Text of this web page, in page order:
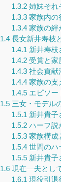
1.3.2姉妹それ
1.3.3家族内の
1.3.4家族の絆
1.4長女新井寿枝
1.4.1 新井寿枝
1.4.2受賞と家
1.4.3社会貢献
1.4.4家族の支
1.4.5エピソー
1.5三女・モデル
1.5.1 新井貴子
1.5.2ハーフ説
1.5.3家族構成
1.5.4世間のハ
1.5.5新井貴子
1.6現在—夫とし
1.6.1 現役引退